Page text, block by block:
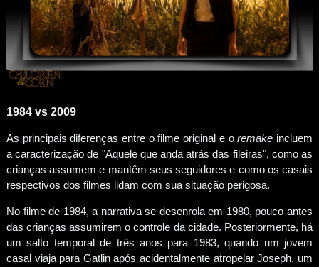
1984 vs 2009
As principais diferenças entre o filme original e oremake incluem
a caracterização de "Aquele que anda atrás das fileiras", como as
crianças assumem e mantêm seus seguidores e como os casais
respectivos dos filmes lidam com sua situação perigosa.
No filme de 1984, a narrativa se desenrola em 1980, pouco antes
das crianças assumirem o controle da cidade. Posteriormente, há
um salto temporal de três anos para 1983, quando um jovem
casal viaja para Gatlin após acidentalmente atropelar Joseph, um